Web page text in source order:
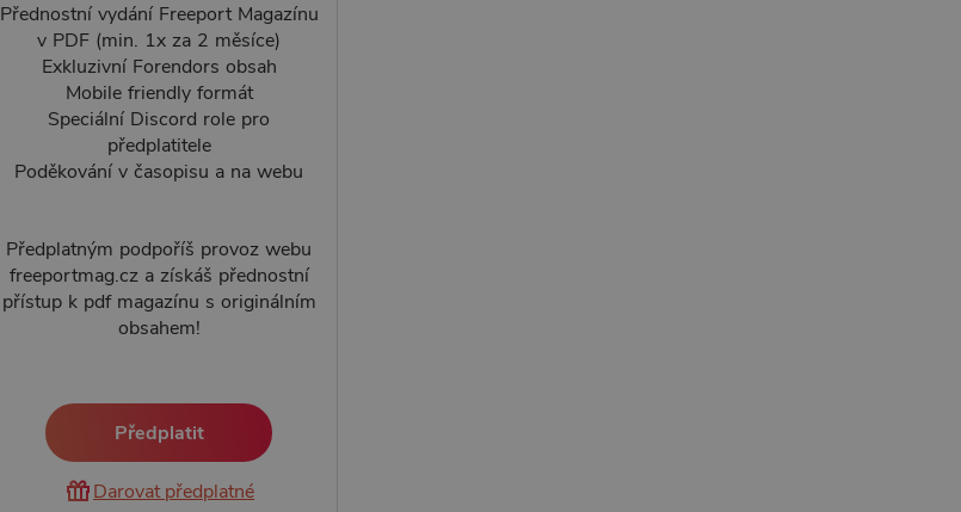
Přednostní vydání Freeport Magazínu
v PDF (min. 1x za 2 měsíce)
Exkluzivní Forendors obsah
Mobile friendly formát
Speciální Discord role pro
předplatitele
Poděkování v časopisu a na webu
Předplatným podpoříš provoz webu
freeportmag.cz a získáš přednostní
přístup k pdf magazínu s originálním
obsahem!
Předplatit
Darovat předplatné